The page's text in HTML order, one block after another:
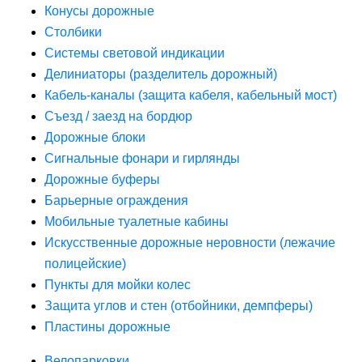
Конусы дорожные
Столбики
Системы световой индикации
Делиниаторы (разделитель дорожный)
Кабель-каналы (защита кабеля, кабельный мост)
Съезд / заезд на бордюр
Дорожные блоки
Сигнальные фонари и гирлянды
Дорожные буферы
Барьерные ограждения
Мобильные туалетные кабины
Искусственные дорожные неровности (лежачие
полицейские)
Пункты для мойки колес
Защита углов и стен (отбойники, демпферы)
Пластины дорожные